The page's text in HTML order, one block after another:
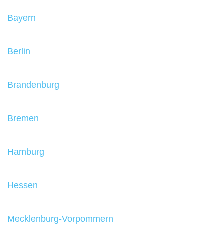
Bayern
Berlin
Brandenburg
Bremen
Hamburg
Hessen
Mecklenburg-Vorpommern